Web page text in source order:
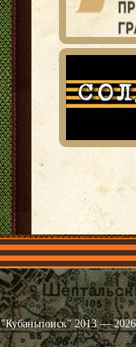
Главная Имена
"Кубаньпоиск" 2013 — 2026